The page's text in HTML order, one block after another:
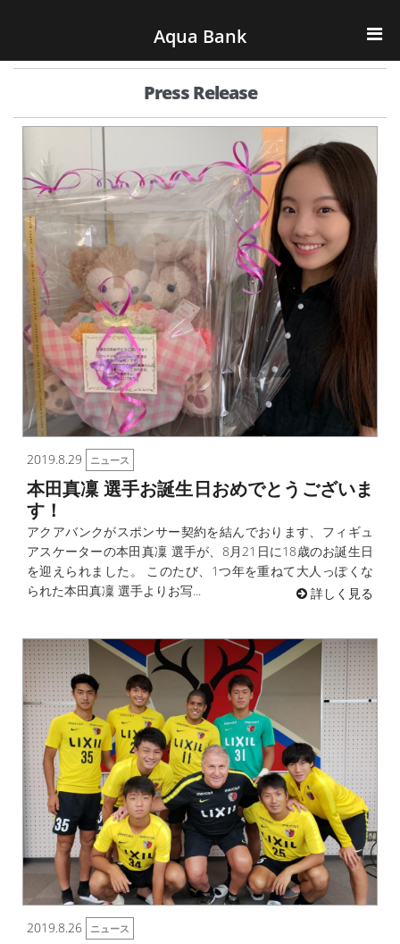
Aqua Bank
TOP
KENCOS・eye-cos
Water Server
COOLIC
環境事業
会社概要
Press Release
2019.8.29 ニュース
本田真凜 選手お誕生日おめでとうございま
す！
アクアバンクがスポンサー契約を結んでおります、フィギュ
アスケーターの本田真凜 選手が、8月21日に18歳のお誕生日
を迎えられました。 このたび、1つ年を重ねて大人っぽくな
られた本田真凜 選手よりお写...
詳しく見る
2019.8.26 ニュース